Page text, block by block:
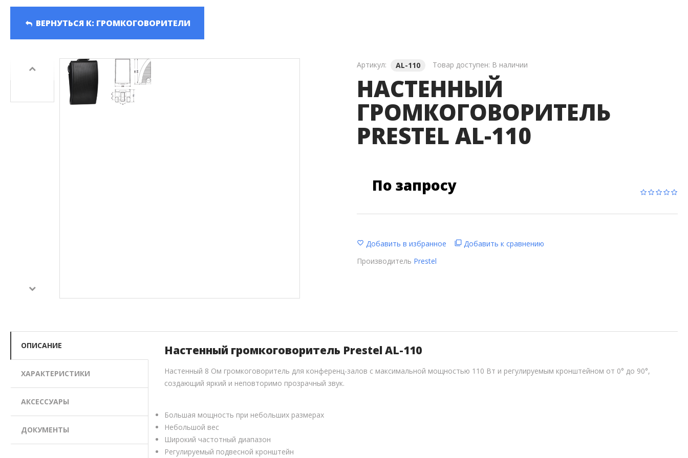
Серия HD-PTZ400
Серия HD-PTZ500
Панели Для Видеостен
ВЕРНУТЬСЯ К: ГРОМКОГОВОРИТЕЛИ
Артикул: AL-110 Товар доступен: В наличии
НАСТЕННЫЙ
ГРОМКОГОВОРИТЕЛЬ
PRESTEL AL-110
По запросу
Добавить в избранное
Добавить к сравнению
Производитель Prestel
ОПИСАНИЕ
ХАРАКТЕРИСТИКИ
АКСЕССУАРЫ
ДОКУМЕНТЫ
Настенный громкоговоритель Prestel AL-110
Настенный 8 Ом громкоговоритель для конференц-залов с максимальной мощностью 110 Вт и регулируемым кронштейном от 0° до 90°,
создающий яркий и неповторимо прозрачный звук.
Большая мощность при небольших размерах
Небольшой вес
Широкий частотный диапазон
Регулируемый подвесной кронштейн